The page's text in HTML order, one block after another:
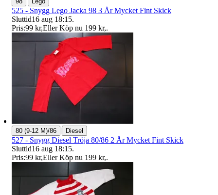
525 - Snygg Lego Jacka 98 3 År Mycket Fint Skick
Sluttid16 aug 18:15.
Pris:99 kr,Eller Köp nu 199 kr,.
80 (9-12 M)/86 | Diesel
527 - Snygg Diesel Tröja 80/86 2 År Mycket Fint Skick
Sluttid16 aug 18:15.
Pris:99 kr,Eller Köp nu 199 kr,.